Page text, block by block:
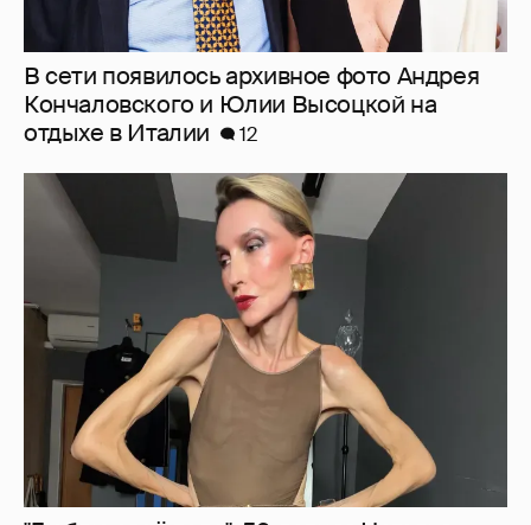
"Люблю своё тело". 52-летняя Наталья
Максимова показала фигуру в "голых"